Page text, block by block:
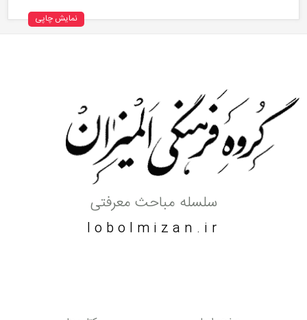
نمایش چاپی
سلسله مباحث معرفتی
lobolmizan.ir